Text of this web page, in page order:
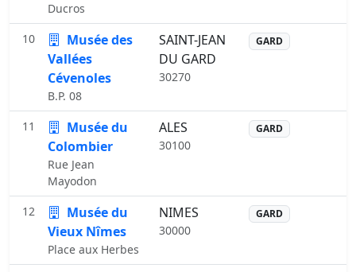
Ducros
10
Musée des
Vallées
Cévenoles
B.P. 08
SAINT-JEAN
DU GARD
30270
GARD
11
Musée du
Colombier
Rue Jean
Mayodon
ALES
30100
GARD
12
Musée du
Vieux Nîmes
Place aux Herbes
NIMES
30000
GARD